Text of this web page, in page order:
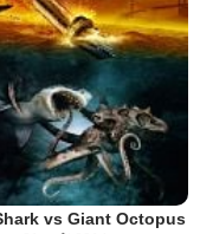
vs Giant Octopus